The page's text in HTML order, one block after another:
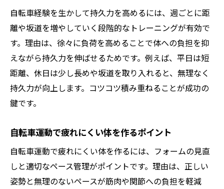
自転車経験を生かして持久力を高めるには、週ごとに距
離や坂道を増やしていく段階的なトレーニングが有効で
す。理由は、徐々に負荷を高めることで体への負担を抑
えながら持久力を伸ばせるためです。例えば、平日は短
距離、休日は少し長めや坂道を取り入れると、無理なく
持久力が向上します。コツコツ積み重ねることが成功の
鍵です。
自転車運動で疲れにくい体を作るポイント
自転車運動で疲れにくい体を作るには、フォームの見直
しと適切なペース管理がポイントです。理由は、正しい
姿勢と無理のないペースが筋肉や関節への負担を軽減